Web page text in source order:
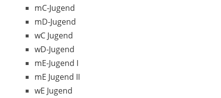
mC-Jugend
mD-Jugend
wC Jugend
wD-Jugend
mE-Jugend I
mE Jugend II
wE Jugend